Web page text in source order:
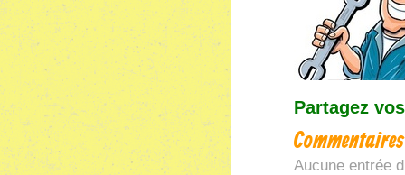
Partagez
Commentaires
Aucune entrée